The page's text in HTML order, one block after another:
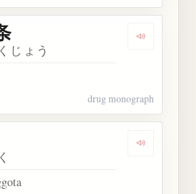
Dengarkan
じょう
drug monograph
Dengarkan